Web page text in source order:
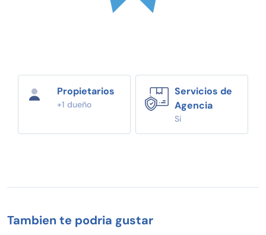
Propietarios
+1 dueño
Servicios de
Agencia
Si
Tambien te podria gustar